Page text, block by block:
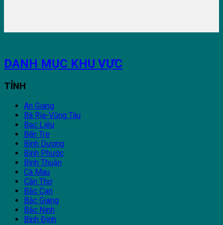
DANH MỤC KHU VỰC
TỈNH
An Giang
Bà Rịa-Vũng Tàu
Bạc Liêu
Bến Tre
Bình Dương
Bình Phước
Bình Thuận
Cà Mau
Cần Thơ
Bắc Cạn
Bắc Giang
Bắc Ninh
Bình Định